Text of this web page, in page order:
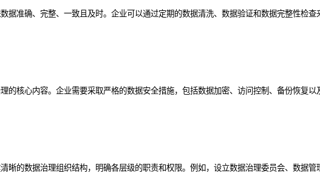
据准确、完整、一致且及时。企业可以通过定期的数据清洗、数据验证和数据完整性检
核心内容。企业需要采取严格的数据安全措施，包括数据加密、访问控制、备份恢复以
晰的数据治理组织结构，明确各层级的职责和权限。例如，设立数据治理委员会、数据